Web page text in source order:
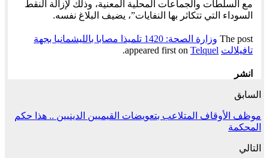
مع السلطات والجماعات المحلية المعنية، وذلك لإزالة النقط
السوداء التي تتكاثر بها النفايات”، يضيف البلاغ نفسه.
The post
وزارة الصحة: 1420 تلميذا مصابا بالليشمانيا بجهة
تافيلالت Telquel
.
انشر
السابق
موظف الأوقاف المتلاعب بتعويضات القيميين الدينيين .. هذا حكم
المحكمة
التالي